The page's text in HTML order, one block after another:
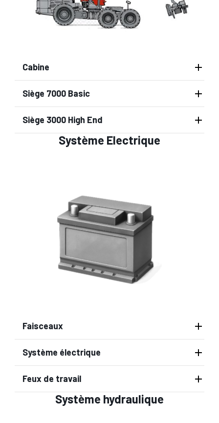
Cabine
Siège 7000 Basic
Siège 3000 High End
Système Electrique
Faisceaux
Système électrique
Feux de travail
Système hydraulique